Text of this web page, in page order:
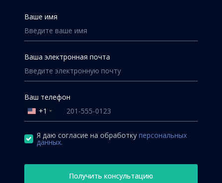
Ваше имя
Ваша электронная почта
Ваш телефон
United
States
+1
+1
Я даю согласие на обработку персональных
данных.
Получить консультацию